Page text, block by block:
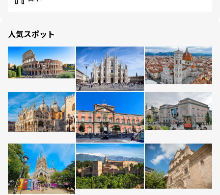
人気スポット